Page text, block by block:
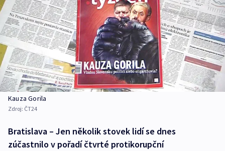
Kauza Gorila
Zdroj: ČT24
Bratislava – Jen několik stovek lidí se dnes
zúčastnilo v pořadí čtvrté protikorupční